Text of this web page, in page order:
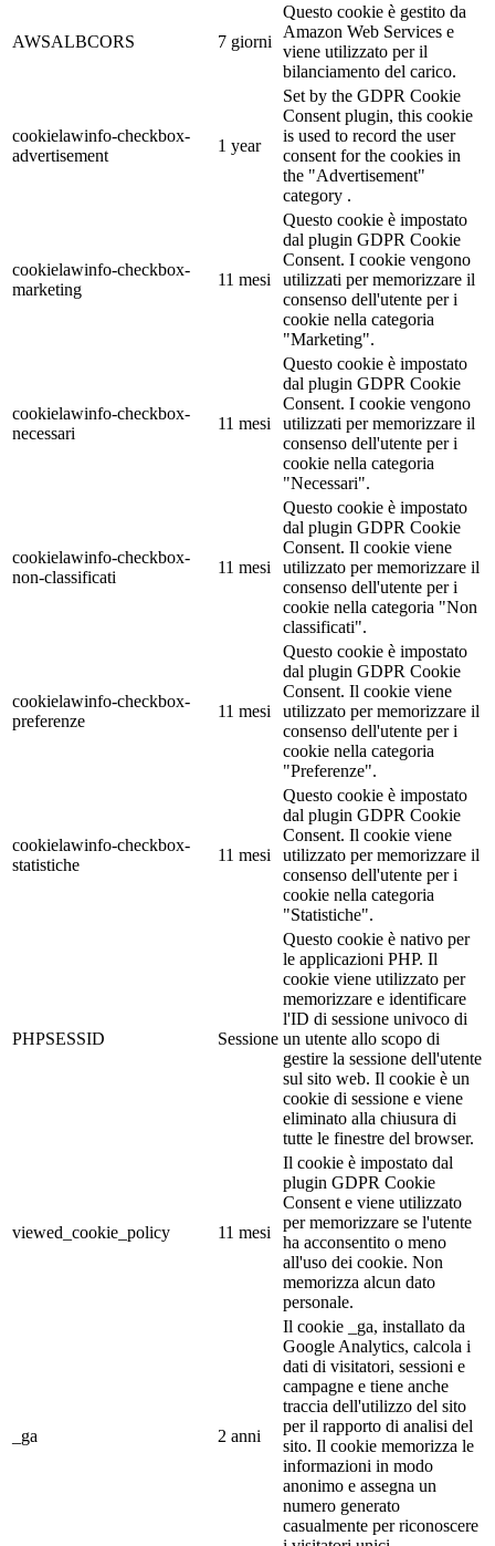
AWSALBCORS 7 giorni
Questo cookie è gestito da
Amazon Web Services e
viene utilizzato per il
bilanciamento del carico.
cookielawinfo-checkbox-
advertisement
1 year
Set by the GDPR Cookie
Consent plugin, this cookie
is used to record the user
consent for the cookies in
the "Advertisement"
category .
cookielawinfo-checkbox-
marketing
11 mesi
Questo cookie è impostato
dal plugin GDPR Cookie
Consent. I cookie vengono
utilizzati per memorizzare il
consenso dell'utente per i
cookie nella categoria
"Marketing".
cookielawinfo-checkbox-
necessari
11 mesi
Questo cookie è impostato
dal plugin GDPR Cookie
Consent. I cookie vengono
utilizzati per memorizzare il
consenso dell'utente per i
cookie nella categoria
"Necessari".
cookielawinfo-checkbox-
non-classificati
11 mesi
Questo cookie è impostato
dal plugin GDPR Cookie
Consent. Il cookie viene
utilizzato per memorizzare il
consenso dell'utente per i
cookie nella categoria "Non
classificati".
cookielawinfo-checkbox-
preferenze
11 mesi
Questo cookie è impostato
dal plugin GDPR Cookie
Consent. Il cookie viene
utilizzato per memorizzare il
consenso dell'utente per i
cookie nella categoria
"Preferenze".
cookielawinfo-checkbox-
statistiche
11 mesi
Questo cookie è impostato
dal plugin GDPR Cookie
Consent. Il cookie viene
utilizzato per memorizzare il
consenso dell'utente per i
cookie nella categoria
"Statistiche".
PHPSESSID Sessione
Questo cookie è nativo per
le applicazioni PHP. Il
cookie viene utilizzato per
memorizzare e identificare
l'ID di sessione univoco di
un utente allo scopo di
gestire la sessione dell'utente
sul sito web. Il cookie è un
cookie di sessione e viene
eliminato alla chiusura di
tutte le finestre del browser.
viewed_cookie_policy 11 mesi
Il cookie è impostato dal
plugin GDPR Cookie
Consent e viene utilizzato
per memorizzare se l'utente
ha acconsentito o meno
all'uso dei cookie. Non
memorizza alcun dato
personale.
_ga 2 anni
Il cookie _ga, installato da
Google Analytics, calcola i
dati di visitatori, sessioni e
campagne e tiene anche
traccia dell'utilizzo del sito
per il rapporto di analisi del
sito. Il cookie memorizza le
informazioni in modo
anonimo e assegna un
numero generato
casualmente per riconoscere